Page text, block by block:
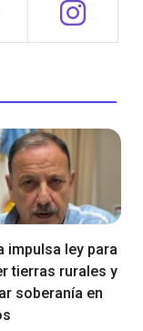
impulsa ley para
tierras rurales y
soberanía en